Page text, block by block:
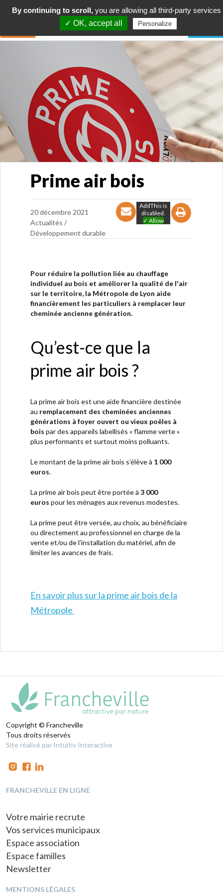
Prime air bois
20 décembre 2021
Actualités /
Développement durable
AddThis is
disabled.
✓ Allow
Pour réduire la pollution liée au chauffage
individuel au bois et améliorer la qualité de l'air
sur le territoire, la Métropole de Lyon aide
financièrement les particuliers à remplacer leur
cheminée ancienne génération.
Qu’est-ce que la
prime air bois ?
La prime air bois est une aide financière destinée
au remplacement des cheminées anciennes
générations à foyer ouvert ou vieux poêles à
bois par des appareils labellisés « flamme verte »
plus performants et surtout moins polluants.
Le montant de la prime air bois s’élève à 1 000
euros.
La prime air bois peut être portée à 3 000
euros pour les ménages aux revenus modestes.
La prime peut être versée, au choix, au bénéficiaire
ou directement au professionnel en charge de la
vente et/ou de l’installation du matériel, afin de
limiter les avances de frais.
En savoir plus sur la prime air bois de la
Métropole
Copyright © Francheville
Tous droits réservés
Site réalisé par Intuitiv Interactive
FRANCHEVILLE EN LIGNE
Votre mairie recrute
Vos services municipaux
Espace association
Espace familles
Newsletter
MENTIONS LÉGALES
By continuing to scroll, you are allowing all third-party services
✓ OK, accept all
Personalize